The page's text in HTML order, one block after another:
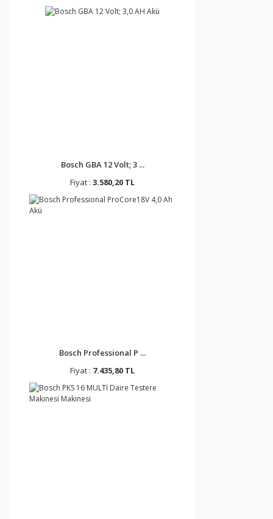
Bosch GBA 12 Volt; 3 ...
Fiyat : 3.580,20 TL
Bosch Professional P ...
Fiyat : 7.435,80 TL